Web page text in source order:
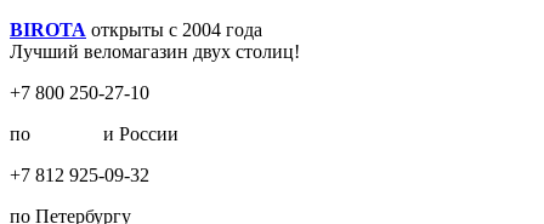
BIROTA открыты с 2004 года
Лучший веломагазин двух столиц!
+7 800 250-27-10
по
и России
+7 812 925-09-32
по Петербургу